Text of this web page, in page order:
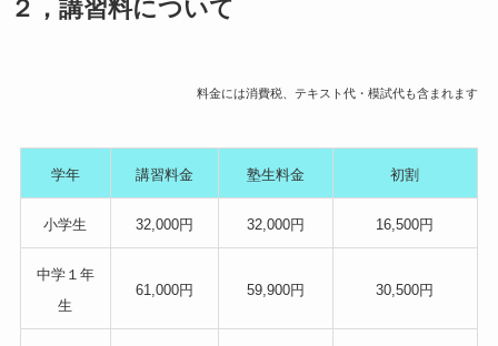
２，講習料について
料金には消費税、テキスト代・模試代も含まれます
学年 講習料金 塾生料金 初割
小学生 32,000円 32,000円 16,500円
中学１年
生
61,000円 59,900円 30,500円